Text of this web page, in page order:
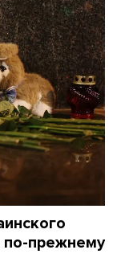
по-прежнему